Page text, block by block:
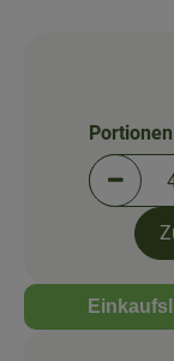
Portionen